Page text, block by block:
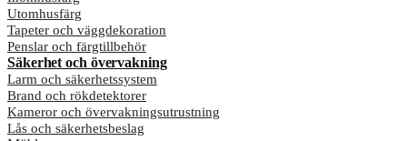
Utomhusfärg
Tapeter och väggdekoration
Penslar och färgtillbehör
Säkerhet och övervakning
Larm och säkerhetssystem
Brand och rökdetektorer
Kameror och övervakningsutrustning
Lås och säkerhetsbeslag